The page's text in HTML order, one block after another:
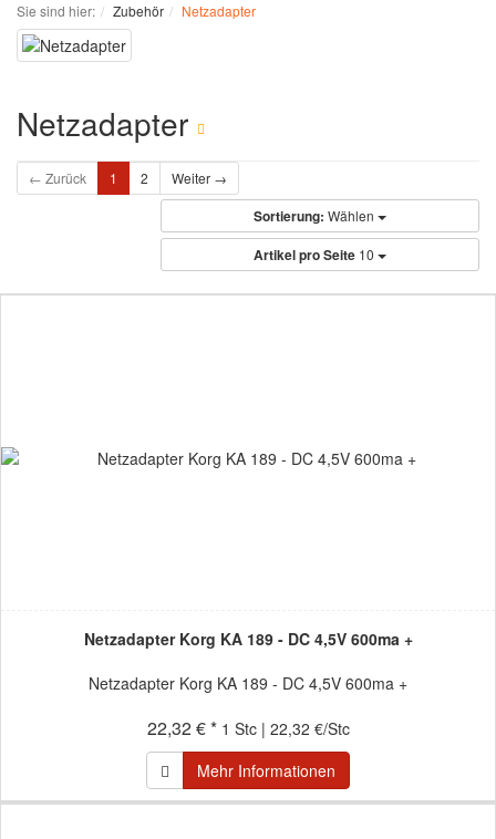
Sie sind hier: Zubehör Netzadapter
Netzadapter
← Zurück 1 2 Weiter →
Sortierung: Wählen
Artikel pro Seite 10
Netzadapter Korg KA 189 - DC 4,5V 600ma +
Netzadapter Korg KA 189 - DC 4,5V 600ma +
22,32 € * 1 Stc | 22,32 €/Stc
Mehr Informationen